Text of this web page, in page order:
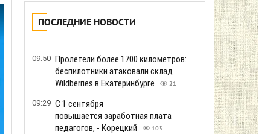
ПОСЛЕДНИЕ НОВОСТИ
09:50 Пролетели более 1700 километров:
беспилотники атаковали склад
Wildberries в Екатеринбурге
21
09:29 С 1 сентября
повышается заработная плата
педагогов, - Корецкий
103